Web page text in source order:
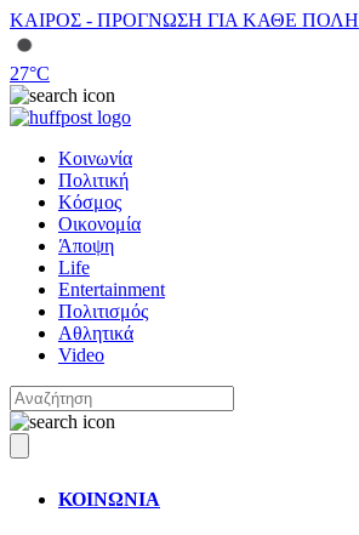
ΚΑΙΡΟΣ - ΠΡΟΓΝΩΣΗ ΓΙΑ ΚΑΘΕ ΠΟΛΗ
27°C
Κοινωνία
Πολιτική
Κόσμος
Οικονομία
Άποψη
Life
Entertainment
Πολιτισμός
Αθλητικά
Video
ΚΟΙΝΩΝΙΑ